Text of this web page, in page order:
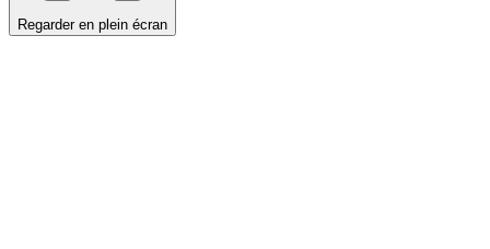
Regarder en plein écran